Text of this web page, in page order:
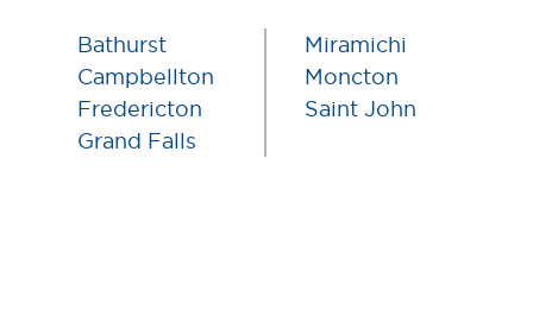
Bathurst
Campbellton
Fredericton
Grand Falls
Miramichi
Moncton
Saint John